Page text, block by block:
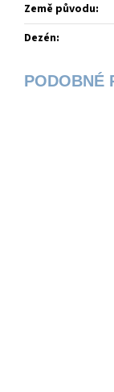
Země původu:
Dezén: